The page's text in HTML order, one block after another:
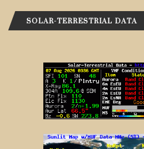
SOLAR-TERRESTRIAL DATA